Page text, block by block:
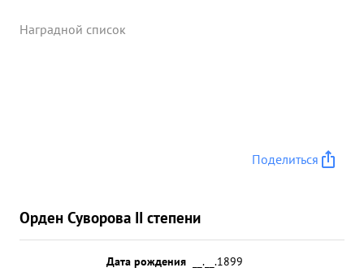
Наградной список
Поделиться
Орден Суворова II степени
Дата рождения
__.__.1899